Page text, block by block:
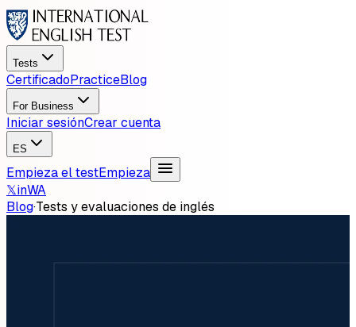
Tests
CertificadoPracticeBlog
For Business
Iniciar sesiónCrear cuenta
ES
Empieza el testEmpieza
𝕏inWA
Blog·Tests y evaluaciones de inglés